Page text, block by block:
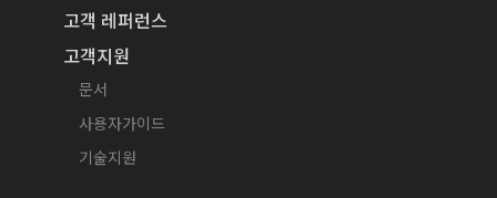
고객 레퍼런스
고객지원
문서
사용자가이드
기술지원